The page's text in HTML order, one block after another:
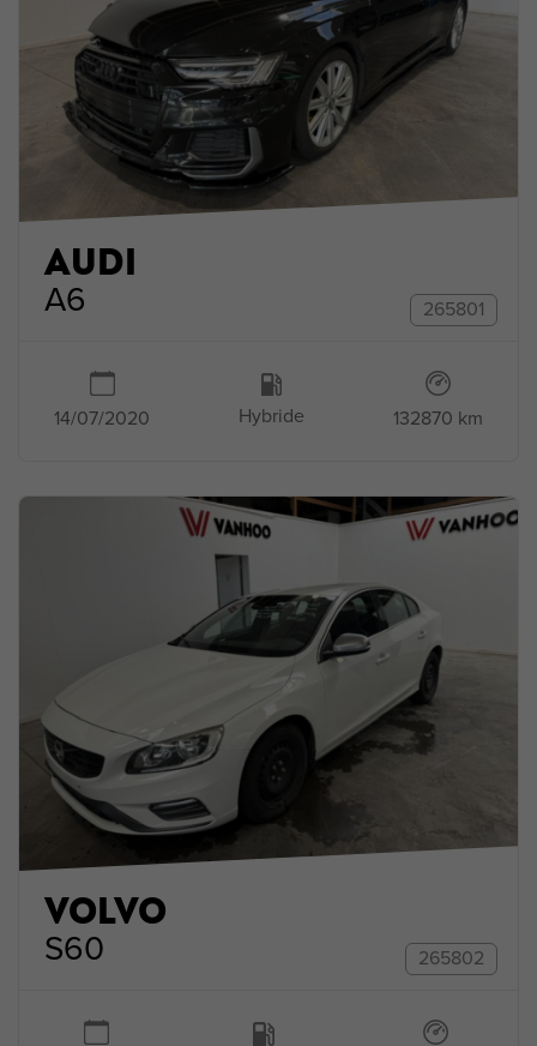
AUDI
A6 265801
14/07/2020 Hybride 132870 km
VOLVO
S60 265802